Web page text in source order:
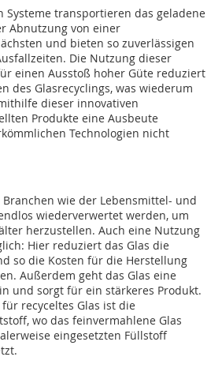
Systeme transportieren das geladene
Abnutzung von einer
und bieten so zuverlässigen
Die Nutzung dieser
einen Ausstoß hoher Güte reduziert
des Glasrecyclings, was wiederum
dieser innovativen
Produkte eine Ausbeute
Technologien nicht
wie der Lebensmittel- und
wiederverwertet werden, um
herzustellen. Auch eine Nutzung
Hier reduziert das Glas die
so die Kosten für die Herstellung
Außerdem geht das Glas eine
und sorgt für ein stärkeres Produkt.
recyceltes Glas ist die
wo das feinvermahlene Glas
eingesetzten Füllstoff